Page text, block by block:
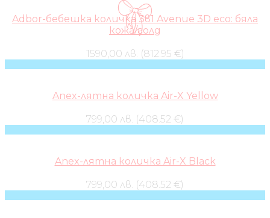
Adbor-бебешка количка 3в1 Avenue 3D eco: бяла
кожа/голд
1590,00 лв. (812.95 €)
Anex-лятна количка Air-X Yellow
799,00 лв. (408.52 €)
Anex-лятна количка Air-X Black
799,00 лв. (408.52 €)